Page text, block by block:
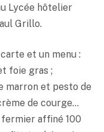
Lycée hôtelier
Grillo.
et un menu :
foie gras ;
marron et pesto de
de courge…
affiné 100